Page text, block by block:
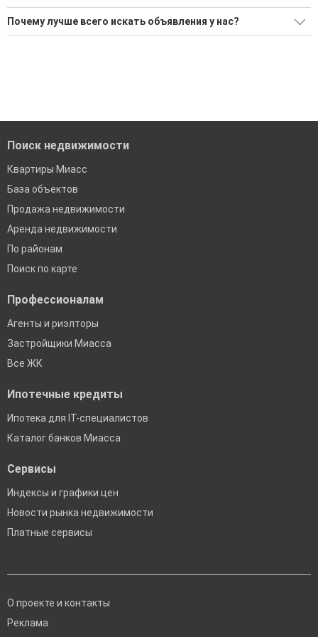
Ищите, как Купить одноэтажный дом?
Воспользуйтесь нашим поиском по новостройкам, для
Почему лучше всего искать объявления у нас?
Поиск недвижимости
Квартиры Миасс
База объектов
Продажа недвижимости
Аренда недвижимости
По районам
Поиск по карте
Профессионалам
Агенты и риэлторы
Застройщики Миасса
Все ЖК
Ипотечные кредиты
Ипотека для IT-специалистов
Каталог банков Миасса
Сервисы
Индексы и графики цен
Новости рынка недвижимости
Платные сервисы
О проекте и контакты
Реклама